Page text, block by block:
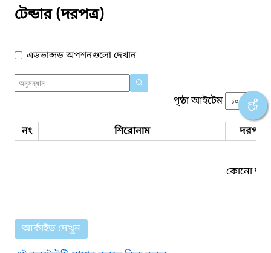
টেন্ডার (দরপত্র)
এডভান্সড অপশনগুলো দেখান
পৃষ্ঠা আইটেম
নং শিরোনাম দরপত্র
কোনো তথ্য
আর্কাইভ দেখুন